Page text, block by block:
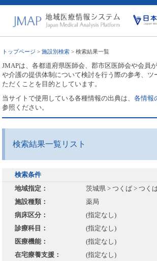
トップページ >施設別検索 > 検索結果一覧
JMAPは、各都道府県医師会、郡市区医師会や会員
や介護の提供体制について検討を行う際の参考、ツ
ただくことを目的としています。
当サイトで使用している各種情報の出典は、各情報
参照ください。
検索結果一覧リスト
検索条件
地域指定：
茨城県 > つくば > つく
施設種類：
薬局
病床区分：
(指定なし)
診療科目：
(指定なし)
医療機能：
(指定なし)
在宅療養支援：
(指定なし)